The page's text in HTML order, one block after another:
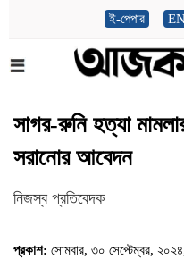
ই-পেপার
সাগর-রুনি হত্যা
সরানোর আবেদন
নিজস্ব প্রতিবেদক
প্রকাশ: সোমবার, ৩০ সেপ্টেম্বর,